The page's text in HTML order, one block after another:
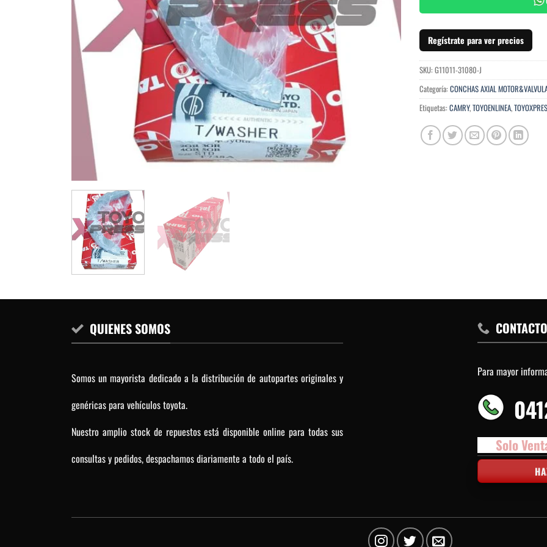
Regístrate para ver precios
SKU: G11011-31080-J
Categoría: CONCHAS AXIAL
Etiquetas: CAMRY,TOYOENLINEA,
QUIENES SOMOS
Somos un mayorista dedicado a la distribución de autopartes originales y
genéricas para vehículos toyota.
Nuestro amplio stock de repuestos está disponible online para todas sus
consultas y pedidos, despachamos diariamente a todo el país.
CONTACTO
Para mayor
Solo